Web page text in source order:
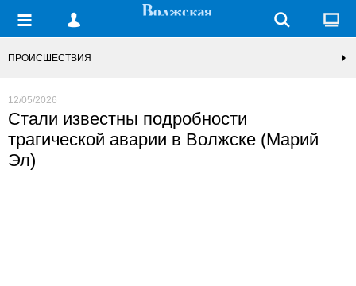
ПРОИСШЕСТВИЯ
12/05/2026
Стали известны подробности
трагической аварии в Волжске (Марий
Эл)